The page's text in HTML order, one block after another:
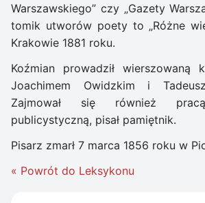
Warszawskiego” czy „Gazety
tomik utworów poety to „Różne
Krakowie 1881 roku.
Koźmian prowadził wierszowaną
Joachimem Owidzkim i
Zajmował się również
publicystyczną, pisał pamiętnik.
Pisarz zmarł 7 marca 1856 roku w
« Powrót do Leksykonu